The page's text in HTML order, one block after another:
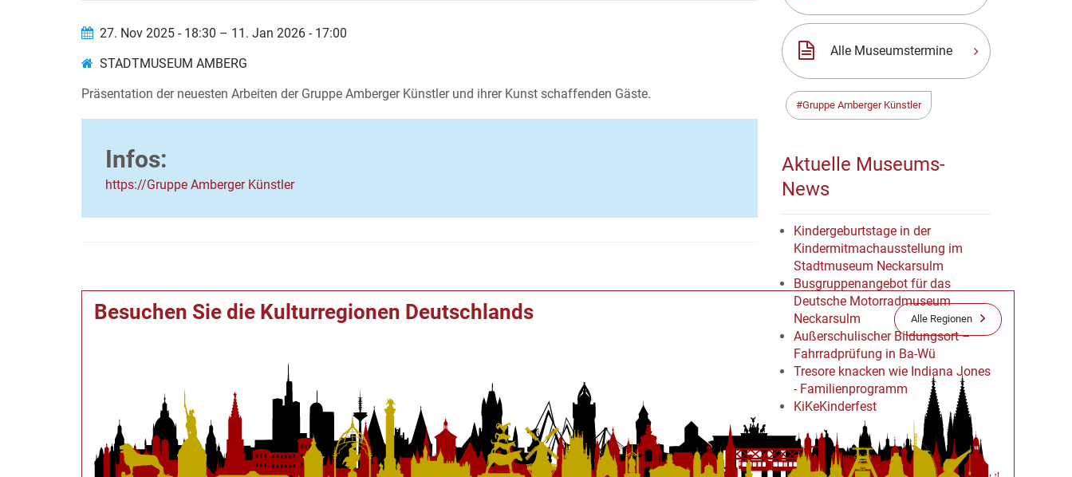
27. Nov 2025 - 18:30 – 11. Jan 2026 - 17:00
STADTMUSEUM AMBERG
Präsentation der neuesten Arbeiten der Gruppe Amberger Künstler und ihrer Kunst schaffenden Gäste.
Infos:
https://Gruppe Amberger Künstler
Besuchen Sie die Kulturregionen Deutschlands Alle Regionen
Alle Museumstermine
Gruppe Amberger Künstler
Aktuelle Museums-
News
Kindergeburtstage in der
Kindermitmachausstellung im
Stadtmuseum Neckarsulm
Busgruppenangebot für das
Deutsche Motorradmuseum
Neckarsulm
Außerschulischer Bildungsort –
Fahrradprüfung in Ba-Wü
Tresore knacken wie Indiana Jones
- Familienprogramm
KiKeKinderfest